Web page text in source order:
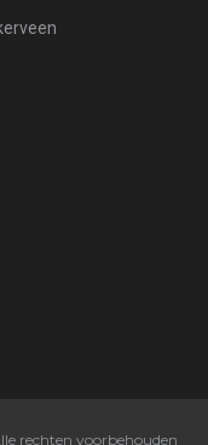
rechten voorbehouden